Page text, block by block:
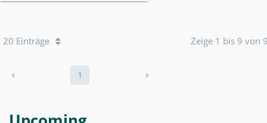
20 Einträge Zeige 1 bis 9 von
1